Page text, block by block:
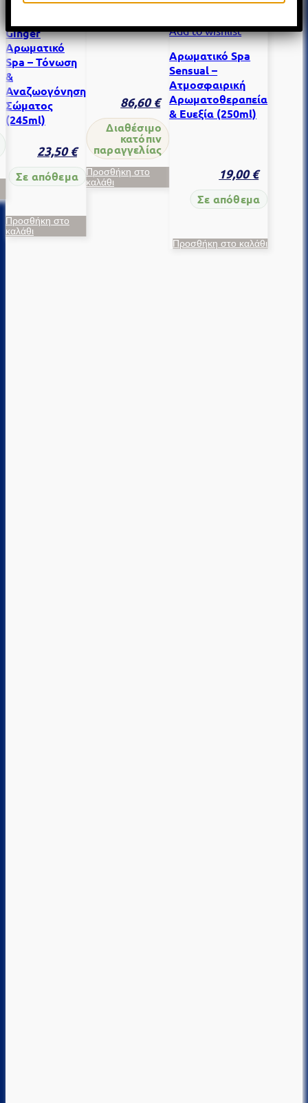
Add to wishlist
Ginger
Αρωματικό
Spa – Τόνωση
&
Αναζωογόνηση
Σώματος
(245ml)
23,50€
Σε απόθεμα
Προσθήκη στο
καλάθι
86,60€
Διαθέσιμο
κατόπιν
παραγγελίας
Προσθήκη στο
καλάθι
Add to wishlist
Αρωματικό Spa
Sensual –
Ατμοσφαιρική
Αρωματοθεραπεία
& Ευεξία (250ml)
19,00€
Σε απόθεμα
Προσθήκη στο καλάθι